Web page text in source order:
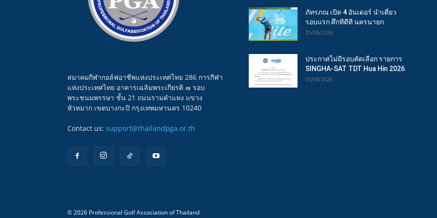
สมาคมกีฬากอล์ฟอาชีพแห่งประเทศไทย 286 การกีฬา
แห่งประเทศไทย อาคารเฉลิมพระเกียรติ ๗ รอบ
พระชนมพรรษา ชั้น 21 ถนนรามคำแหง แขวง
หัวหมาก เขตบางกะปิ กรุงเทพมหานคร 10240
Contact us: support@thailandpga.or.th
ภัทรภณ เปิด 4 อันเดอร์ นำเดี่ยว
รอบแรก ศึกทีดีที นครนายก
05/08/2026
ประกาศไม่มีรอบคัดเลือก รายการ
SINGHA-SAT TDT Hua Hin 2026
05/08/2026
© 2026 Professional Golf Association of Thailand